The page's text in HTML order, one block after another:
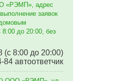
«РЭМП», адрес
заявок
8:00 до 20:00, без
(с 8:00 до 20:00)
автоответчик